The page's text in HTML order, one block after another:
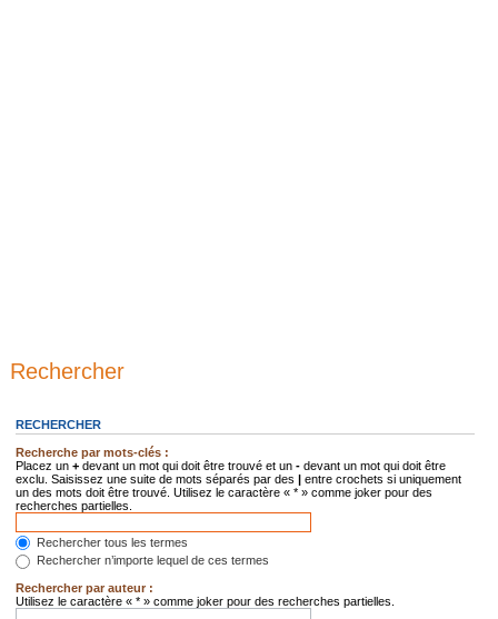
Rechercher
RECHERCHER
Recherche par mots-clés :
Placez un + devant un mot qui doit être trouvé et un - devant un mot qui doit être
exclu. Saisissez une suite de mots séparés par des | entre crochets si uniquement
un des mots doit être trouvé. Utilisez le caractère « * » comme joker pour des
recherches partielles.
Rechercher tous les termes
Rechercher n’importe lequel de ces termes
Rechercher par auteur :
Utilisez le caractère « * » comme joker pour des recherches partielles.